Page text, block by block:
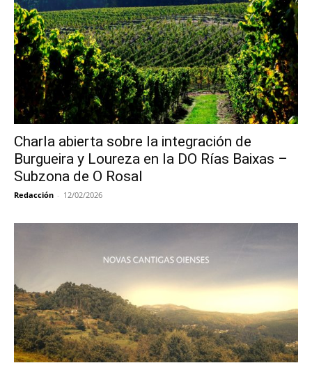
Charla abierta sobre la integración de
Burgueira y Loureza en la DO Rías Baixas –
Subzona de O Rosal
Redacción - 12/02/2026